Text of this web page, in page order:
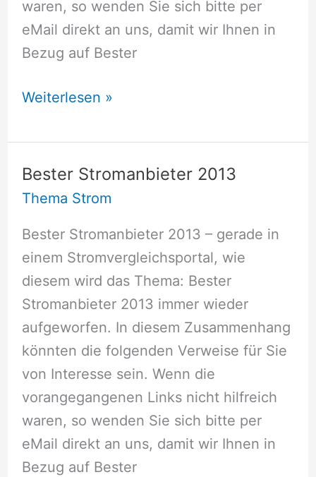
waren, so wenden Sie sich bitte per
eMail direkt an uns, damit wir Ihnen in
Bezug auf Bester
Bester
2014
Weiterlesen »
Bester Stromanbieter 2013
Thema Strom
Bester Stromanbieter 2013 – gerade in
einem Stromvergleichsportal, wie
diesem wird das Thema: Bester
Stromanbieter 2013 immer wieder
aufgeworfen. In diesem Zusammenhang
könnten die folgenden Verweise für Sie
von Interesse sein. Wenn die
vorangegangenen Links nicht hilfreich
waren, so wenden Sie sich bitte per
eMail direkt an uns, damit wir Ihnen in
Bezug auf Bester